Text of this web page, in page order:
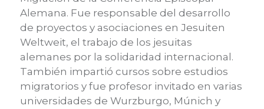
Alemana. Fue responsable del desarrollo
de proyectos y asociaciones en Jesuiten
Weltweit, el trabajo de los jesuitas
alemanes por la solidaridad internacional.
También impartió cursos sobre estudios
migratorios y fue profesor invitado en varias
universidades de Wurzburgo, Múnich y